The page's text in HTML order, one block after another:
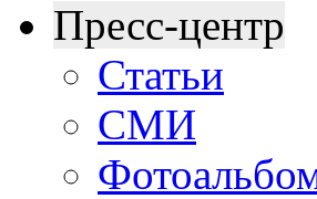
Пресс-центр
Статьи
СМИ